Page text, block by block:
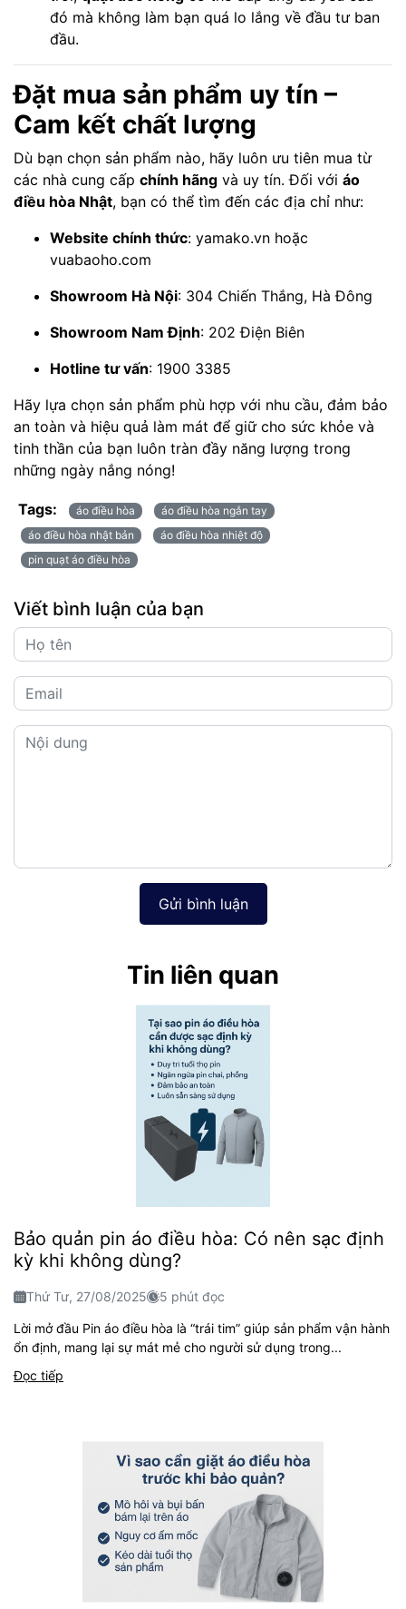
đó mà không làm bạn quá lo lắng về đầu tư ban
đầu.
Đặt mua sản phẩm uy tín –
Cam kết chất lượng
Dù bạn chọn sản phẩm nào, hãy luôn ưu tiên mua từ
các nhà cung cấp chính hãng và uy tín. Đối với áo
điều hòa Nhật, bạn có thể tìm đến các địa chỉ như:
Website chính thức: yamako.vn hoặc
vuabaoho.com
Showroom Hà Nội: 304 Chiến Thắng, Hà Đông
Showroom Nam Định: 202 Điện Biên
Hotline tư vấn: 1900 3385
Hãy lựa chọn sản phẩm phù hợp với nhu cầu, đảm bảo
an toàn và hiệu quả làm mát để giữ cho sức khỏe và
tinh thần của bạn luôn tràn đầy năng lượng trong
những ngày nắng nóng!
Tags: áo điều hòa
áo điều hòa ngắn tay
áo điều hòa nhật bản
áo điều hòa nhiệt độ
pin quạt áo điều hòa
Viết bình luận của bạn
Gửi bình luận
Tin liên quan
Bảo quản pin áo điều hòa: Có nên sạc định
kỳ khi không dùng?
Thứ Tư, 27/08/2025 5 phút đọc
Lời mở đầu Pin áo điều hòa là “trái tim” giúp sản phẩm vận hành
ổn định, mang lại sự mát mẻ cho người sử dụng trong...
Đọc tiếp